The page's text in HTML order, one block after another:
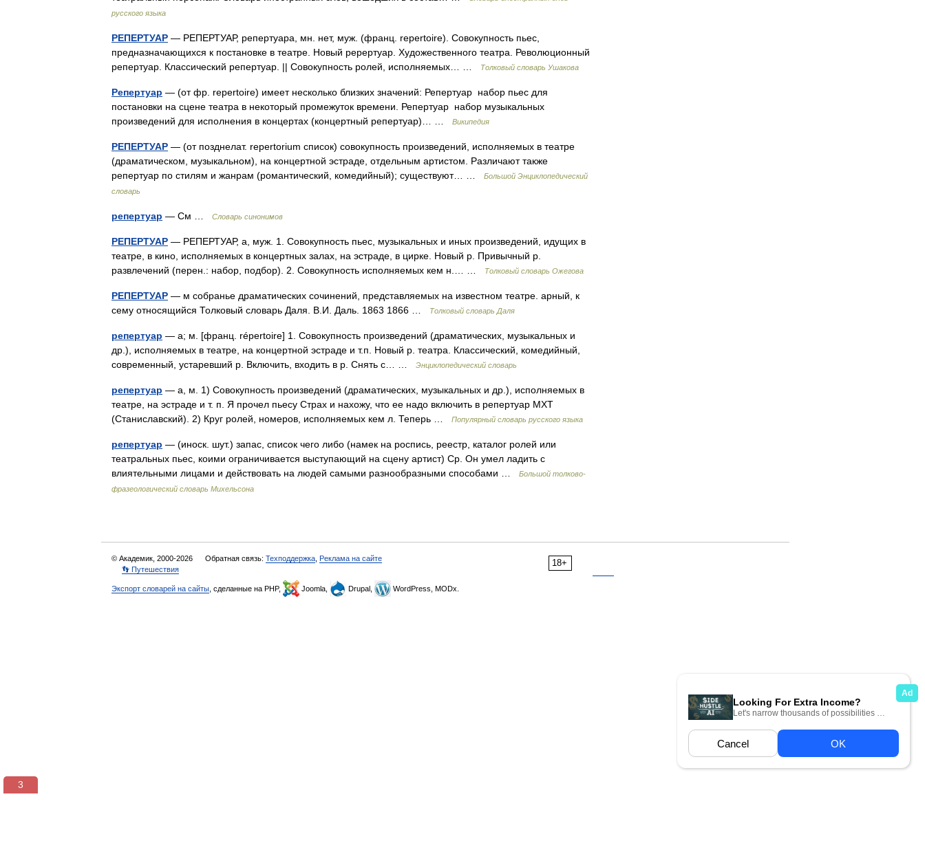
русского языка
РЕПЕРТУАР — РЕПЕРТУАР, репертуара, мн. нет, муж. (франц. repertoire). Совокупность пьес,
предназначающихся к постановке в театре. Новый ререртуар. Художественного театра. Революционный
репертуар. Классический репертуар. || Совокупность ролей, исполняемых… …
Толковый словарь Ушакова
Репертуар — (от фр. repertoire) имеет несколько близких значений: Репертуар набор пьес для
постановки на сцене театра в некоторый промежуток времени. Репертуар набор музыкальных
произведений для исполнения в концертах (концертный репертуар)… …
Википедия
РЕПЕРТУАР — (от позднелат. repertorium список) совокупность произведений, исполняемых в театре
(драматическом, музыкальном), на концертной эстраде, отдельным артистом. Различают также
репертуар по стилям и жанрам (романтический, комедийный); существуют… …
Большой Энциклопедический
словарь
репертуар — См … Словарь синонимов
РЕПЕРТУАР — РЕПЕРТУАР, а, муж. 1. Совокупность пьес, музыкальных и иных произведений, идущих в
театре, в кино, исполняемых в концертных залах, на эстраде, в цирке. Новый р. Привычный р.
развлечений (перен.: набор, подбор). 2. Совокупность исполняемых кем н.… …
Толковый словарь Ожегова
РЕПЕРТУАР — м собранье драматических сочинений, представляемых на известном театре. арный, к
сему относящийся Толковый словарь Даля. В.И. Даль. 1863 1866 …
Толковый словарь Даля
репертуар — а; м. [франц. répertoire] 1. Совокупность произведений (драматических, музыкальных и
др.), исполняемых в театре, на концертной эстраде и т.п. Новый р. театра. Классический, комедийный,
современный, устаревший р. Включить, входить в р. Снять с… …
Энциклопедический словарь
репертуар — а, м. 1) Совокупность произведений (драматических, музыкальных и др.), исполняемых в
театре, на эстраде и т. п. Я прочел пьесу Страх и нахожу, что ее надо включить в репертуар МХТ
(Станиславский). 2) Круг ролей, номеров, исполняемых кем л. Теперь …
Популярный словарь русского языка
репертуар — (иноск. шут.) запас, список чего либо (намек на роспись, реестр, каталог ролей или
театральных пьес, коими ограничивается выступающий на сцену артист) Ср. Он умел ладить с
влиятельными лицами и действовать на людей самыми разнообразными способами …
Большой толково-
фразеологический словарь Михельсона
18+
© Академик, 2000-2026 Обратная связь: Техподдержка Реклама на сайте
👣 Путешествия
Экспорт словарей на сайты , сделанные на PHP, Joomla, Drupal, WordPress, MODx.
3